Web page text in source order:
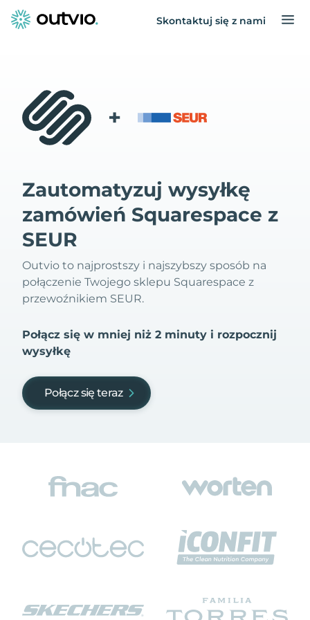
Skontaktuj się z nami
+
Zautomatyzuj wysyłkę
zamówień Squarespace z
SEUR
Outvio to najprostszy i najszybszy sposób na
połączenie Twojego sklepu Squarespace z
przewoźnikiem SEUR.
Połącz się w mniej niż 2 minuty i rozpocznij
wysyłkę
Połącz się teraz